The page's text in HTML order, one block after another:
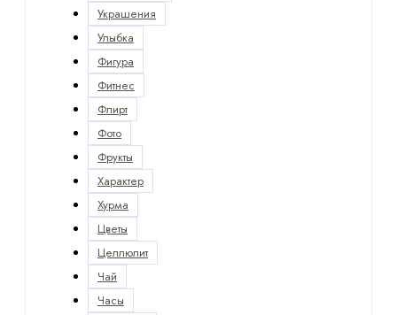
Украшения
Улыбка
Фигура
Фитнес
Флирт
Фото
Фрукты
Характер
Хурма
Цветы
Целлюлит
Чай
Часы